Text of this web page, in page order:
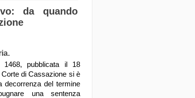
da quando
1468, pubblicata il 18
di Cassazione si è
decorrenza del termine
una sentenza